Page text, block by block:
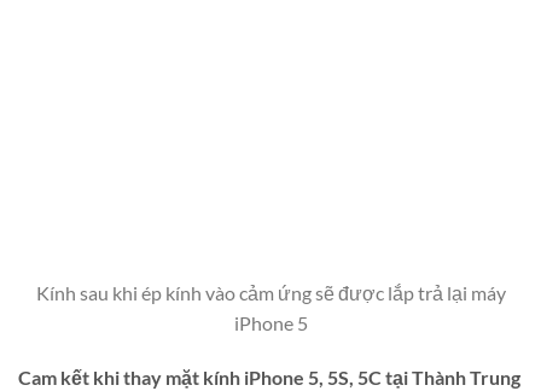
Kính sau khi ép kính vào cảm ứng sẽ được lắp trả lại máy
iPhone 5
Cam kết khi thay mặt kính iPhone 5, 5S, 5C tại Thành Trung